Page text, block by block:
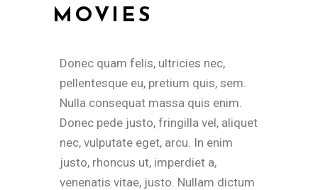
MOVIES
Donec quam felis, ultricies nec,
pellentesque eu, pretium quis, sem.
Nulla consequat massa quis enim.
Donec pede justo, fringilla vel, aliquet
nec, vulputate eget, arcu. In enim
justo, rhoncus ut, imperdiet a,
venenatis vitae, justo. Nullam dictum